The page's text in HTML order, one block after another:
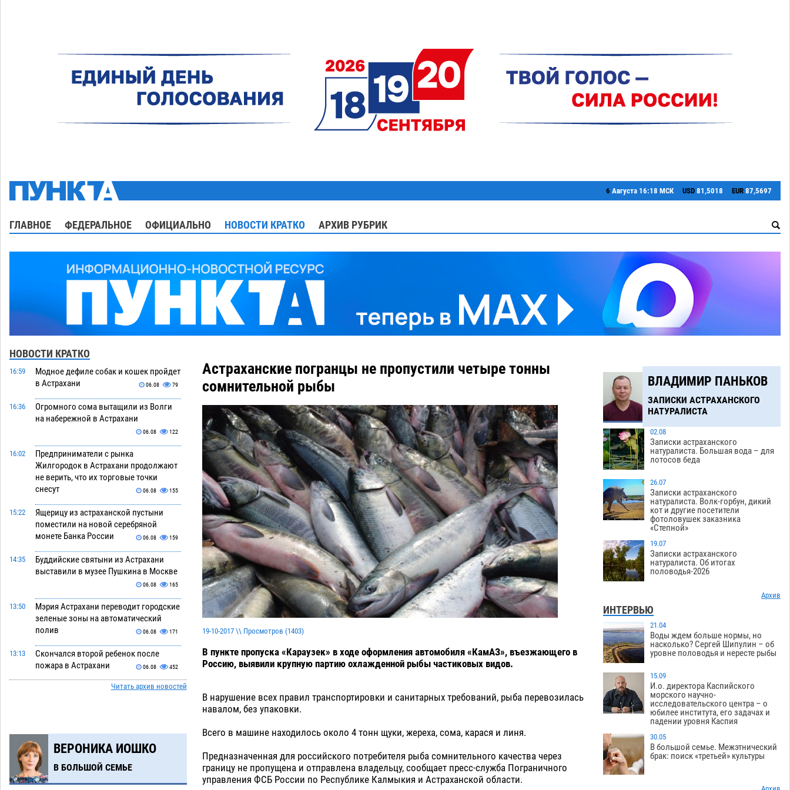
6 Августа 16:18 МСК USD 81,5018 EUR 87,5697
ГЛАВНОЕ ФЕДЕРАЛЬНОЕ ОФИЦИАЛЬНО НОВОСТИ КРАТКО АРХИВ РУБРИК
НОВОСТИ КРАТКО
16:59
Модное дефиле собак и кошек пройдет
в Астрахани
06.08 79
16:36
Огромного сома вытащили из Волги
на набережной в Астрахани
06.08 122
16:02
Предприниматели с рынка
Жилгородок в Астрахани продолжают
не верить, что их торговые точки
снесут
06.08 155
15:22
Ящерицу из астраханской пустыни
поместили на новой серебряной
монете Банка России
06.08 159
14:35
Буддийские святыни из Астрахани
выставили в музее Пушкина в Москве
06.08 165
13:50
Мэрия Астрахани переводит городские
зеленые зоны на автоматический
полив
06.08 171
13:13
Скончался второй ребенок после
пожара в Астрахани
06.08 452
Астраханские гандболисты с крупной
12:16
В астраханском селе невестка
изрешетила машину свекрови
11:45
Астраханские приставы выдворили 12
Читать архив новостей
ВЕРОНИКА ИОШКО
В БОЛЬШОЙ СЕМЬЕ
Астраханские погранцы не пропустили четыре тонны
сомнительной рыбы
19-10-2017 \\ Просмотров (1403)
В пункте пропуска «Караузек» в ходе оформления автомобиля «КамАЗ», въезжающего в
Россию, выявили крупную партию охлажденной рыбы частиковых видов.
В нарушение всех правил транспортировки и санитарных требований, рыба перевозилась
навалом, без упаковки.
Всего в машине находилось около 4 тонн щуки, жереха, сома, карася и линя.
Предназначенная для российского потребителя рыба сомнительного качества через
границу не пропущена и отправлена владельцу, сообщает пресс-служба Пограничного
управления ФСБ России по Республике Калмыкия и Астраханской области.
ВЛАДИМИР ПАНЬКОВ
ЗАПИСКИ АСТРАХАНСКОГО
НАТУРАЛИСТА
02.08
Записки астраханского
натуралиста. Большая вода – для
лотосов беда
26.07
Записки астраханского
натуралиста. Волк-горбун, дикий
кот и другие посетители
фотоловушек заказника
«Степной»
19.07
Записки астраханского
натуралиста. Об итогах
половодья-2026
Архив
ИНТЕРВЬЮ
21.04
Воды ждем больше нормы, но
насколько? Сергей Шипулин – об
уровне половодья и нересте рыбы
15.09
И.о. директора Каспийского
морского научно-
исследовательского центра – о
юбилее института, его задачах и
падении уровня Каспия
30.05
В большой семье. Межэтнический
брак: поиск «третьей» культуры